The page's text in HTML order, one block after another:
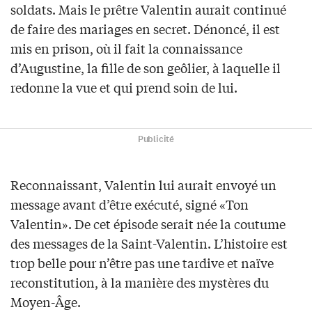
soldats. Mais le prêtre Valentin aurait continué
de faire des mariages en secret. Dénoncé, il est
mis en prison, où il fait la connaissance
d’Augustine, la fille de son geôlier, à laquelle il
redonne la vue et qui prend soin de lui.
Publicité
Reconnaissant, Valentin lui aurait envoyé un
message avant d’être exécuté, signé «Ton
Valentin». De cet épisode serait née la coutume
des messages de la Saint-Valentin. L’histoire est
trop belle pour n’être pas une tardive et naïve
reconstitution, à la manière des mystères du
Moyen-Âge.